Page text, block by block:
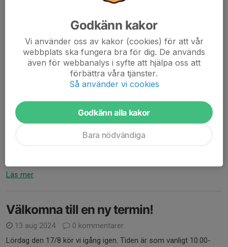
Nya träningstider, från och med söndag 3/11. Vi kommer att
träna i Söderviksskolan 16-17 på söndagar. Ev. kan dessa tider
ändras under vintern.
Skor för gympasal
Benskydd + strumpor
Läs mer
Välkomna till en ny termin!
13 aug 2024
0 kommentarer
Lördag den 17/8 kör vi igång igen. Tiden är som vanligt 10.00-
Godkänn kakor
Vi använder oss av kakor (cookies) för att vår
webbplats ska fungera bra för dig. De används
även för webbanalys i syfte att hjälpa oss att
förbättra våra tjänster.
Så använder vi cookies
Godkänn alla kakor
Bara nödvändiga